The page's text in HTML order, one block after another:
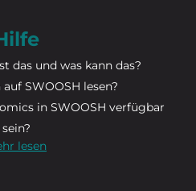
das und was kann das?
SWOOSH lesen?
in SWOOSH verfügbar
sein?
lesen